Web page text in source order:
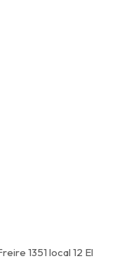
1351 local 12 El